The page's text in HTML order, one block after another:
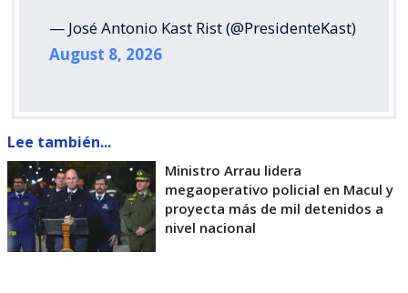
— José Antonio Kast Rist (@PresidenteKast)
August 8, 2026
Lee también...
Ministro Arrau lidera
megaoperativo policial en Macul y
proyecta más de mil detenidos a
nivel nacional